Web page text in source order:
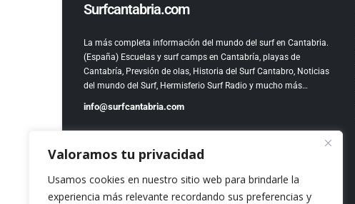
Valoramos tu privacidad
Usamos cookies en nuestro sitio web para brindarle la
experiencia más relevante recordando sus preferencias y
Surfcantabria.com
La más completa información del mundo del surf en Cantabria.
(España) Escuelas y surf camps en Cantabría, playas de
Cantabría, Prevsión de olas, Historia del Surf Cantabro, Noticias
del mundo del Surf, Hermisferio Surf Radio y mucho más…
info@surfcantabria.com